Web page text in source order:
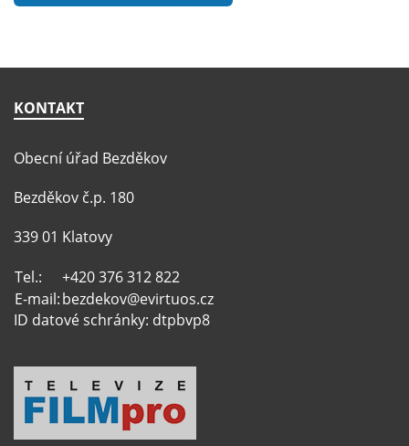
KONTAKT
Obecní úřad Bezděkov
Bezděkov č.p. 180
339 01 Klatovy
Tel.:
+420 376 312 822
E-mail:bezdekov@evirtuos.cz
ID datové schránky: dtpbvp8